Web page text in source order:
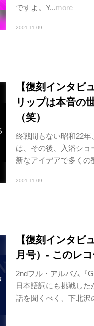
ですよ。Y...more
2001.11.09
【復刻インタビ
リップは本音の
（笑）
終戦間もない昭和22
は、その後、入浴シ
新なアイデアで多く
2001.11.09
【復刻インタビ
月号）- このレ
2ndフル・アルバム『
日本語詞にも挑戦し
話を聞くべく、下北沢